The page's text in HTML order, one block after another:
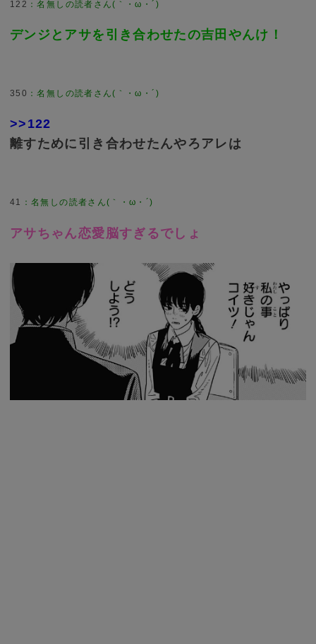
122 ：名無しの読者さん(｀・ω・´)
デンジとアサを引き合わせたの吉田やんけ！
350 ：名無しの読者さん(｀・ω・´)
>>122
離すために引き合わせたんやろアレは
41 ：名無しの読者さん(｀・ω・´)
アサちゃん恋愛脳すぎるでしょ